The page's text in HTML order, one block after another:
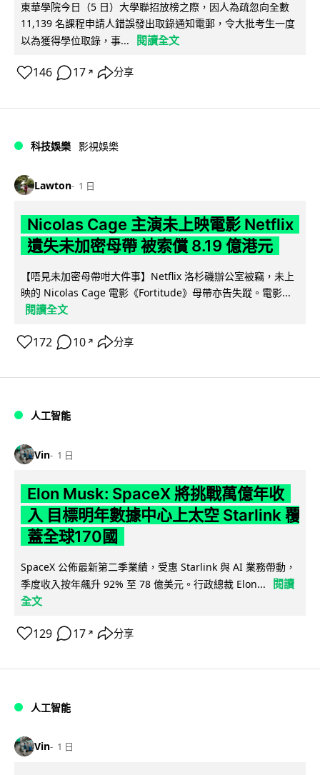
東華學院今日（5 日）大學聯招放榜之際，因人為疏忽向全數
11,139 名課程申請人錯誤發出取錄通知電郵，令大批考生一度
以為獲得學位取錄，事...
閱讀全文
146 17 ↗ 分享
科技娛樂 影視娛樂
Lawton 1 日
Nicolas Cage 主演未上映電影 Netflix
遺失未加密母帶 被索償 8.19 億港元
【唔見未加密母帶咁大件事】Netflix 洛杉磯辦公室被竊，未上
映的 Nicolas Cage 電影《Fortitude》母帶亦告失蹤。電影...
閱讀全文
172 10 ↗ 分享
人工智能
Vin 1 日
Elon Musk: SpaceX 將挑戰萬億年收
入 目標明年數據中心上太空 Starlink 覆
蓋全球170國
SpaceX 公佈最新第二季業績，受惠 Starlink 與 AI 業務帶動，
季度收入按年飆升 92% 至 78 億美元。行政總裁 Elon...
閱讀
全文
129 17 ↗ 分享
人工智能
Vin 1 日